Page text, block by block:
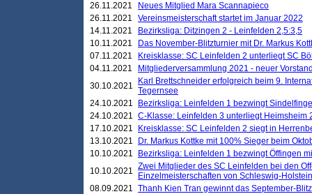
26.11.2021
Neues Mitglied Mara Scannapieco
26.11.2021
Vereinsmeisterschaft startet im Januar 2022
14.11.2021
Bezirksliga: Ditzingen 2 - Leinfelden 2,5:3,5
10.11.2021
Das November-Blitzturnier mit Dr. Markus
07.11.2021
Kreisklasse: SC Leinfelden 2 unterliegt SC
04.11.2021
Mitgliederversammlung 2021 - neuer
30.10.2021
Karl Brettschneider erfolgreich beim 9.
Tegernsee
24.10.2021
Bezirksliga: Leinfelden 1 bezwingt
24.10.2021 C-Klasse: Leinfelden 3 unterliegt Heimsheim
17.10.2021
Kreisklasse: SC Leinfelden 2 siegt in
13.10.2021
Dr. Markus Kottke mit 100% Sieger beim
10.10.2021
Bezirksliga: Leinfelden 1 bezwingt Öffingen
10.10.2021 Zwei Mitglieder des SC Leinfelden bei den
Einzelmeisterschaften von Schleswig-
08.09.2021 Thanh Kien Tran gewinnt das September-